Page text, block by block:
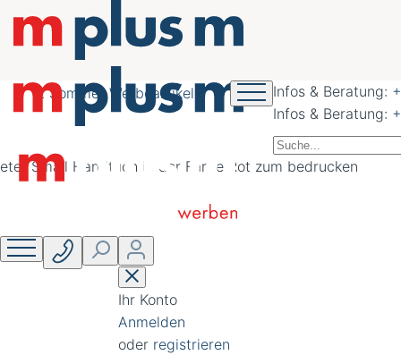
Infos & Beratung:
Infos & Beratung:
Ihr Konto
Anmelden
oder registrieren
nachhaltig schöner werben
Sommer Werbeartikel